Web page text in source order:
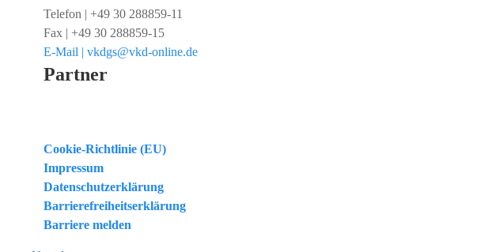
Telefon | +49 30 288859-11
Fax | +49 30 288859-15
E-Mail | vkdgs@vkd-online.de
Partner
Cookie-Richtlinie (EU)
Impressum
Datenschutzerklärung
Barrierefreiheitserklärung
Barriere melden